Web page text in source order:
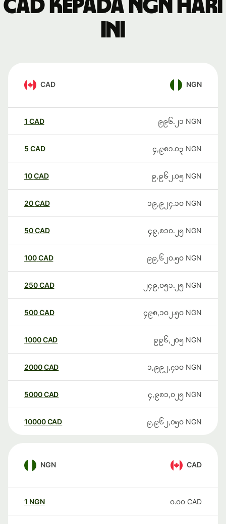
CAD kepada NGN hari
ini
CAD NGN
1 CAD ၉၉၆.၂၁ NGN
5 CAD ၄,၉၈၁.၀၃ NGN
10CAD ၉,၉၆၂.၀၅ NGN
20CAD ၁၉,၉၂၄.၁၀ NGN
50CAD ၄၉,၈၁၀.၂၅ NGN
100CAD ၉၉,၆၂၀.၅၀ NGN
250CAD ၂၄၉,၀၅၁.၂၅ NGN
500CAD ၄၉၈,၁၀၂.၅၀ NGN
1000CAD ၉၉၆,၂၀၅ NGN
2000CAD ၁,၉၉၂,၄၁၀ NGN
5000CAD ၄,၉၈၁,၀၂၅ NGN
10000 CAD ၉,၉၆၂,၀၅၀ NGN
NGN CAD
1 NGN ၀.၀၀ CAD